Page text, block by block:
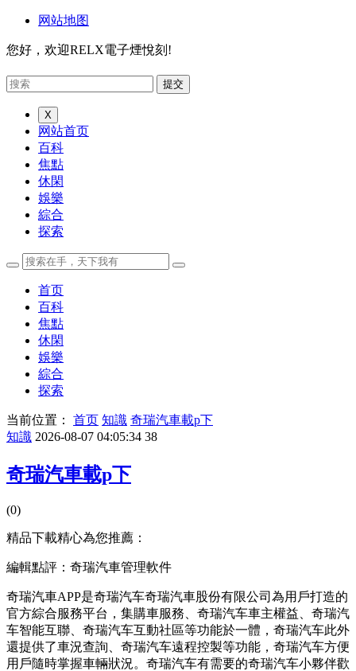
网站地图
您好，欢迎RELX電子煙悅刻!
X
网站首页
百科
焦點
休閑
娛樂
綜合
探索
首页
百科
焦點
休閑
娛樂
綜合
探索
当前位置： 首页 知識 奇瑞汽車載p下
知識 2026-08-07 04:05:34 38
奇瑞汽車載p下
(0)
精品下載精心為您推薦：
編輯點評：奇瑞汽車管理軟件
奇瑞汽車APP是奇瑞汽车奇瑞汽車股份有限公司為用戶打造的
官方綜合服務平台，集購車服務、奇瑞汽车車主權益、奇瑞汽
车智能互聯、奇瑞汽车互動社區等功能於一體，奇瑞汽车此外
還提供了車況查詢、奇瑞汽车遠程控製等功能，奇瑞汽车方便
用戶隨時掌握車輛狀況。奇瑞汽车有需要的奇瑞汽车小夥伴歡